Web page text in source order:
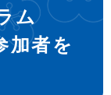
ム
加者を